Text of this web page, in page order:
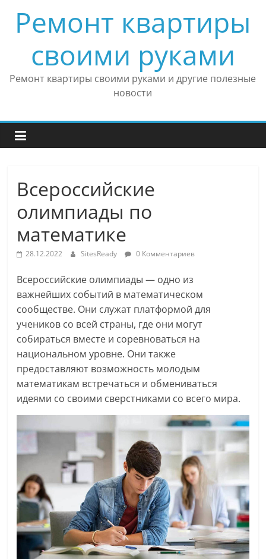
contentРемонт квартиры
своими руками
Ремонт квартиры своими руками и другие полезные
новости
Всероссийские
олимпиады по
математике
28.12.2022 SitesReady 0 Комментариев
Всероссийские олимпиады — одно из
важнейших событий в математическом
сообществе. Они служат платформой для
учеников со всей страны, где они могут
собираться вместе и соревноваться на
национальном уровне. Они также
предоставляют возможность молодым
математикам встречаться и обмениваться
идеями со своими сверстниками со всего мира.